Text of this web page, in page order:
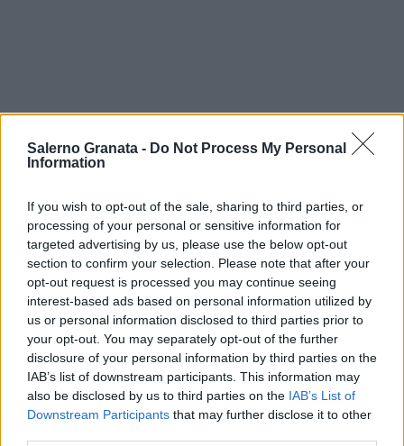
Salerno Granata - Do Not Process My Personal
Information
If you wish to opt-out of the sale, sharing to third parties, or
processing of your personal or sensitive information for
targeted advertising by us, please use the below opt-out
section to confirm your selection. Please note that after your
opt-out request is processed you may continue seeing
interest-based ads based on personal information utilized by
us or personal information disclosed to third parties prior to
your opt-out. You may separately opt-out of the further
disclosure of your personal information by third parties on the
IAB’s list of downstream participants. This information may
also be disclosed by us to third parties on the IAB’s List of
Downstream Participants that may further disclose it to other